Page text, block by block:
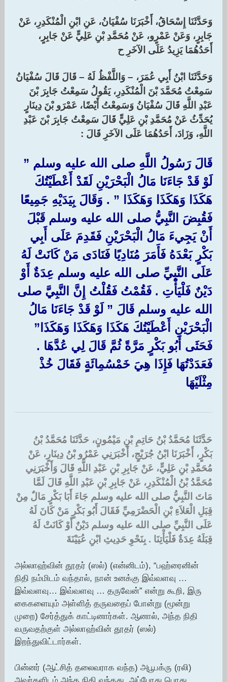
وَحَدَّثَنَا إِسْحَاقُ، أَخْبَرَنَا سُفْيَانُ، عَنِ ابْنِ الْمُنْكَدِرِ، عَنْ
جَابِرٍ، وَعَنْ عَمْرٍو، عَنْ مُحَمَّدِ بْنِ عَلِيٍّ عَنْ جَابِرٍ،
أَحَدُهُمَا يَزِيدُ عَلَى الآخَرِ ح
وَحَدَّثَنَا ابْنُ أَبِي عُمَرَ، – وَاللَّفْظُ لَهُ – قَالَ قَالَ سُفْيَانُ
سَمِعْتُ مُحَمَّدَ بْنَ الْمُنْكَدِرِ، يَقُولُ سَمِعْتُ جَابِرَ بْنَ
عَبْدِ اللَّهِ قَالَ سُفْيَانُ وَسَمِعْتُ أَيْضًا، عَمْرَو بْنَ دِينَارٍ
يُحَدِّثُ عَنْ مُحَمَّدِ بْنِ عَلِيٍّ قَالَ سَمِعْتُ جَابِرَ بْنَ عَبْدِ
اللَّهِ، وَزَادَ، أَحَدُهُمَا عَلَى الآخَرِ قَالَ :‏ ‏
قَالَ رَسُولُ اللَّهِ صلى الله عليه وسلم ‏”‏
لَوْ قَدْ جَاءَنَا مَالُ الْبَحْرَيْنِ لَقَدْ أَعْطَيْتُكَ
هَكَذَا وَهَكَذَا وَهَكَذَا ‏”‏ ‏.‏ وَقَالَ بِيَدَيْهِ جَمِيعًا
فَقُبِضَ النَّبِيُّ صلى الله عليه وسلم قَبْلَ
أَنْ يَجِيءَ مَالُ الْبَحْرَيْنِ فَقَدِمَ عَلَى أَبِي
بَكْرٍ بَعْدَهُ فَأَمَرَ مُنَادِيًا فَنَادَى مَنْ كَانَتْ لَهُ
عَلَى النَّبِيِّ صلى الله عليه وسلم عِدَةٌ أَوْ
دَيْنٌ فَلْيَأْتِ ‏.‏ فَقُمْتُ فَقُلْتُ إِنَّ النَّبِيَّ صلى
الله عليه وسلم قَالَ ‏”‏ لَوْ قَدْ جَاءَنَا مَالُ
الْبَحْرَيْنِ أَعْطَيْتُكَ هَكَذَا وَهَكَذَا وَهَكَذَا”‏ ‏
فَحَثَى أَبُو بَكْرٍ مَرَّةً ثُمَّ قَالَ لِي عُدَّهَا ‏.‏
فَعَدَدْتُهَا فَإِذَا هِيَ خَمْسُمِائَةٍ فَقَالَ خُذْ
مِثْلَيْهَا ‏
حَدَّثَنَا مُحَمَّدُ بْنُ حَاتِمِ بْنِ مَيْمُونٍ، حَدَّثَنَا مُحَمَّدُ بْنُ
بَكْرٍ، أَخْبَرَنَا ابْنُ جُرَيْجٍ، أَخْبَرَنِي عَمْرُو بْنُ دِينَارٍ، عَنْ
مُحَمَّدِ بْنِ عَلِيٍّ، عَنْ جَابِرِ بْنِ عَبْدِ اللَّهِ قَالَ وَأَخْبَرَنِي
مُحَمَّدُ بْنُ الْمُنْكَدِرِ، عَنْ جَابِرِ بْنِ عَبْدِ اللَّهِ قَالَ لَمَّا
مَاتَ النَّبِيُّ صلى الله عليه وسلم جَاءَ أَبَا بَكْرٍ مَالٌ مِنْ
قِبَلِ الْعَلاَءِ بْنِ الْحَضْرَمِيِّ فَقَالَ أَبُو بَكْرٍ مَنْ كَانَ لَهُ
عَلَى النَّبِيِّ صلى الله عليه وسلم دَيْنٌ أَوْ كَانَتْ لَهُ
قِبَلَهُ عِدَةٌ فَلْيَأْتِنَا ‏.‏ بِنَحْوِ حَدِيثِ ابْنِ عُيَيْنَةَ
அல்லாஹ்வின் தூதர் (ஸல்) (என்னிடம்), “பஹ்ரைனின்
நிதி நம்மிடம் வந்தால், நான் உனக்கு இவ்வளவு …
இவ்வளவு… இவ்வளவு … தருவேன்” என்று கூறி, இரு
கைகளையும் அள்ளித் தருவதைப் போன்று (மூன்று
முறை) சேர்த்துக் காட்டினார்கள். ஆனால், அந்த நிதி
வருவதற்குள் அல்லாஹ்வின் தூதர் (ஸல்)
இறந்துவிட்டார்கள்.
பின்னர் (ஆட்சித் தலைவராக வந்த) அபூபக்ரு (ரலி)
அவர்களிடம் அந்த நிதி வந்தது. அப்போது பொது